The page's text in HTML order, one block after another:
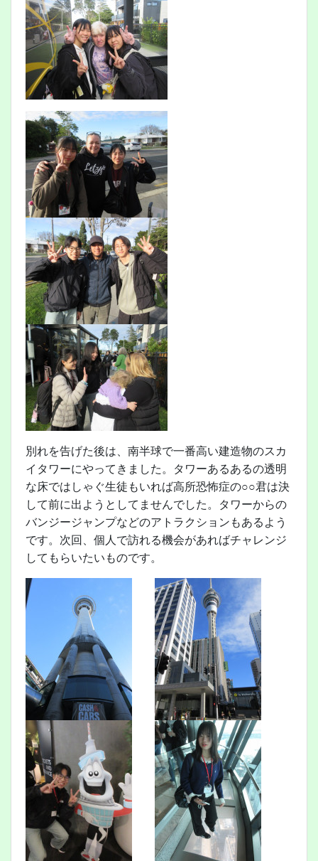
別れを告げた後は、南半球で一番高い建造物のスカ
イタワーにやってきました。タワーあるあるの透明
な床ではしゃぐ生徒もいれば高所恐怖症の○○君は決
して前に出ようとしてませんでした。タワーからの
バンジージャンプなどのアトラクションもあるよう
です。次回、個人で訪れる機会があればチャレンジ
してもらいたいものです。